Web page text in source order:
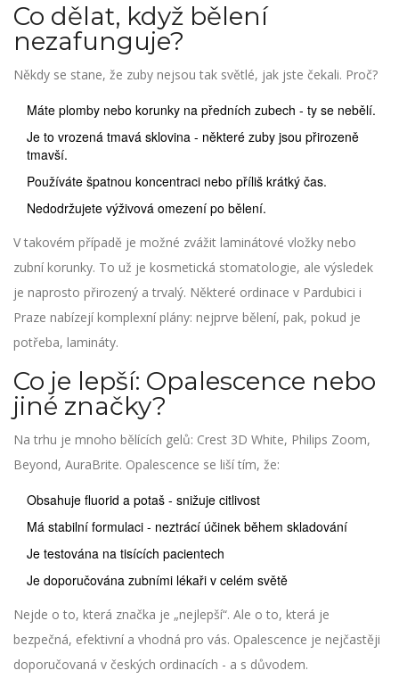
Co dělat, když bělení
nezafunguje?
Někdy se stane, že zuby nejsou tak světlé, jak jste čekali. Proč?
Máte plomby nebo korunky na předních zubech - ty se nebělí.
Je to vrozená tmavá sklovina - některé zuby jsou přirozeně
tmavší.
Používáte špatnou koncentraci nebo příliš krátký čas.
Nedodržujete výživová omezení po bělení.
V takovém případě je možné zvážit laminátové vložky nebo
zubní korunky. To už je kosmetická stomatologie, ale výsledek
je naprosto přirozený a trvalý. Některé ordinace v Pardubici i
Praze nabízejí komplexní plány: nejprve bělení, pak, pokud je
potřeba, lamináty.
Co je lepší: Opalescence nebo
jiné značky?
Na trhu je mnoho bělících gelů: Crest 3D White, Philips Zoom,
Beyond, AuraBrite. Opalescence se liší tím, že:
Obsahuje fluorid a potaš - snižuje citlivost
Má stabilní formulaci - neztrácí účinek během skladování
Je testována na tisících pacientech
Je doporučována zubními lékaři v celém světě
Nejde o to, která značka je „nejlepší“. Ale o to, která je
bezpečná, efektivní a vhodná pro vás. Opalescence je nejčastěji
doporučovaná v českých ordinacích - a s důvodem.